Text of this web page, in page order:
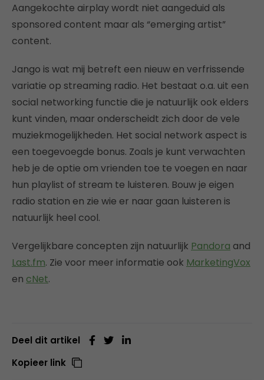
Aangekochte airplay wordt niet aangeduid als
sponsored content maar als “emerging artist”
content.
Jango is wat mij betreft een nieuw en verfrissende
variatie op streaming radio. Het bestaat o.a. uit een
social networking functie die je natuurlijk ook elders
kunt vinden, maar onderscheidt zich door de vele
muziekmogelijkheden. Het social network aspect is
een toegevoegde bonus. Zoals je kunt verwachten
heb je de optie om vrienden toe te voegen en naar
hun playlist of stream te luisteren. Bouw je eigen
radio station en zie wie er naar gaan luisteren is
natuurlijk heel cool.
Vergelijkbare concepten zijn natuurlijk Pandora and
Last.fm. Zie voor meer informatie ook MarketingVox
en cNet.
Deel dit artikel
Kopieer link